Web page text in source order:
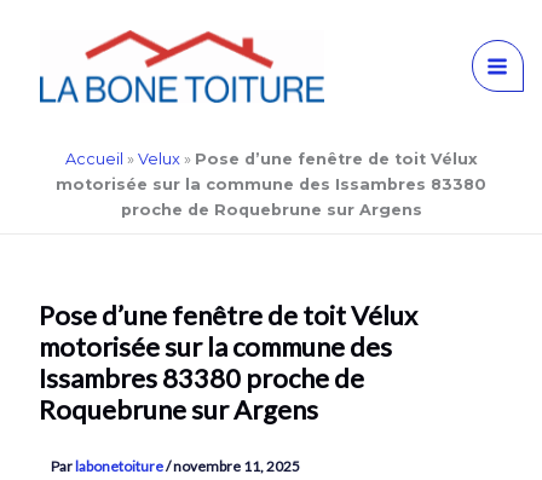
Accueil » Velux» Pose d’une fenêtre de toit Vélux
motorisée sur la commune des Issambres 83380
proche de Roquebrune sur Argens
Pose d’une fenêtre de toit Vélux
motorisée sur la commune des
Issambres 83380 proche de
Roquebrune sur Argens
Par labonetoiture/novembre 11, 2025